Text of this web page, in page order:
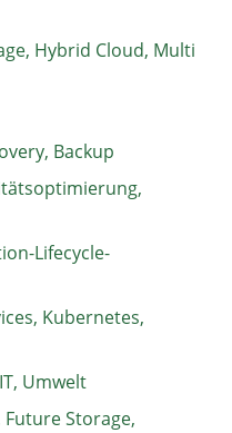
Hybrid Cloud, Multi
Backup
Lifecycle-
Kubernetes,
Umwelt
Storage,